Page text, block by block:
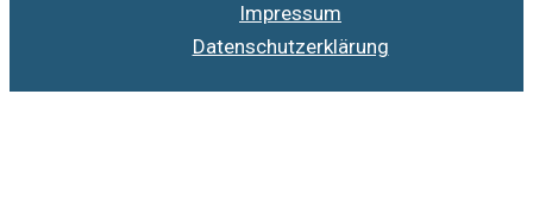
Impressum
Datenschutzerklärung